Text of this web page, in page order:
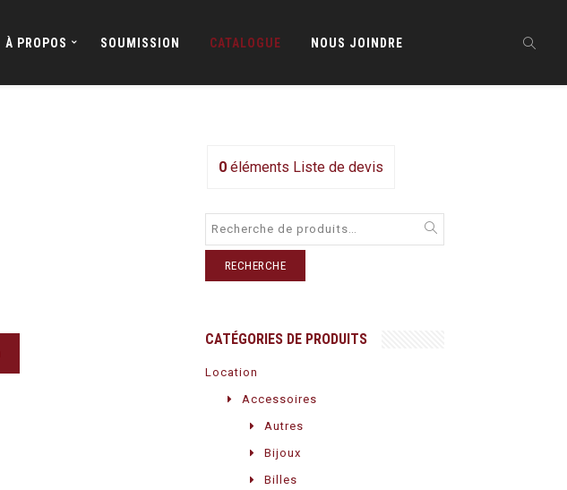
À PROPOS SOUMISSION CATALOGUE NOUS JOINDRE
0éléments Liste de devis
RECHERCHE
CATÉGORIES DE PRODUITS
Location
Accessoires
Autres
Bijoux
Billes